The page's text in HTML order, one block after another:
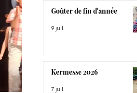
Goûter de fin d'année
9 juil.
Kermesse 2026
7 juil.